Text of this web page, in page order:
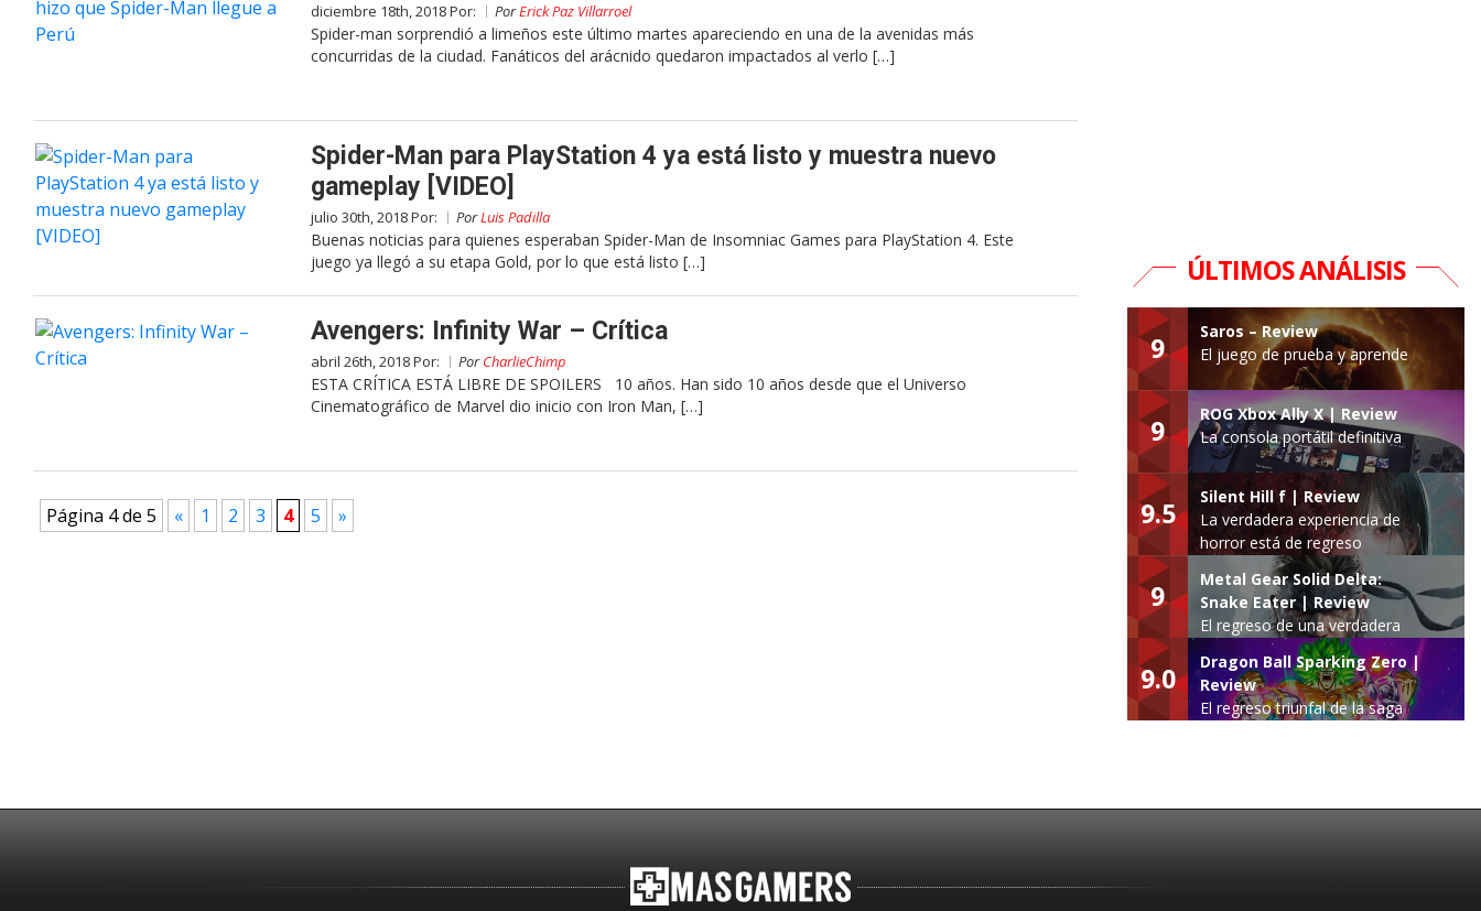
diciembre 18th, 2018 Por: PorErick Paz Villarroel
Spider-man sorprendió a limeños este último martes apareciendo en una de la avenidas más
concurridas de la ciudad. Fanáticos del arácnido quedaron impactados al verlo […]
Spider-Man para PlayStation 4 ya está listo y muestra nuevo
gameplay [VIDEO]
julio 30th, 2018 Por: PorLuis Padilla
Buenas noticias para quienes esperaban Spider-Man de Insomniac Games para PlayStation 4. Este
juego ya llegó a su etapa Gold, por lo que está listo […]
Avengers: Infinity War – Crítica
abril 26th, 2018 Por: PorCharlieChimp
ESTA CRÍTICA ESTÁ LIBRE DE SPOILERS 10 años. Han sido 10 años desde que el Universo
Cinematográfico de Marvel dio inicio con Iron Man, […]
Página 4 de 5 « 1 2 3 4 5 »
ÚLTIMOS ANÁLISIS
9
Saros – Review
El juego de prueba y aprende
9
ROG Xbox Ally X | Review
La consola portátil definitiva
9.5
Silent Hill f | Review
La verdadera experiencia de
horror está de regreso
9
Metal Gear Solid Delta:
Snake Eater | Review
El regreso de una verdadera
leyenda
9.0
Dragon Ball Sparking Zero |
Review
El regreso triunfal de la saga